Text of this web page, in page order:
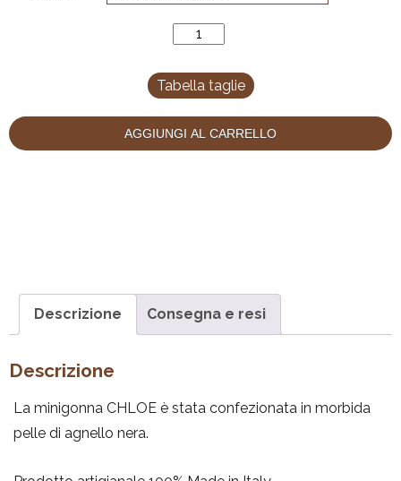
CHLOE
Tabella taglie
AGGIUNGI AL CARRELLO
Descrizione Consegna e resi
Descrizione
La minigonna CHLOE è stata confezionata in morbida
pelle di agnello nera.